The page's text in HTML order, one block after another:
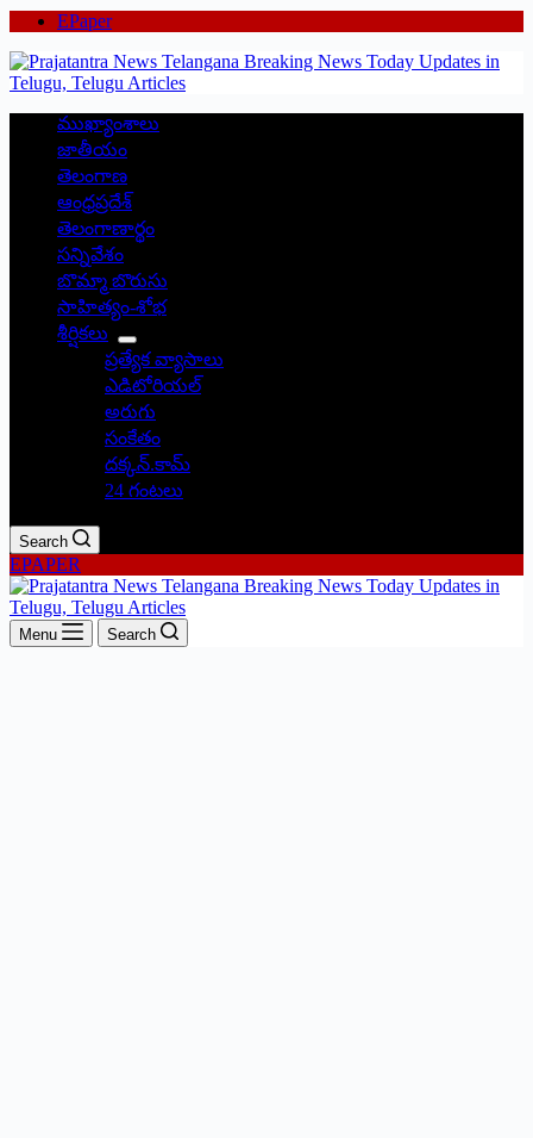
EPaper
ముఖ్యాంశాలు
జాతీయం
తెలంగాణ
ఆంధ్రప్రదేశ్
తెలంగాణార్థం
సన్నివేశం
బొమ్మా బొరుసు
సాహిత్యం-శోభ
శీర్షికలు
ప్రత్యేక వ్యాసాలు
ఎడిటోరియల్
అరుగు
సంకేతం
దక్కన్.కామ్
24 గంటలు
Search
EPAPER
Menu Search